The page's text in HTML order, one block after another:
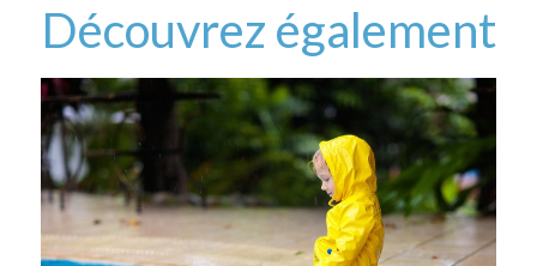
Découvrez également